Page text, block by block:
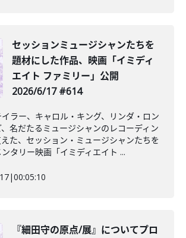
セッションミュージシャンたちを
題材にした作品、映画「イミディ
エイト ファミリー」公開
2026/6/17 #614
ラー、キャロル・キング、リンダ・ロン
名だたるミュージシャンのレコーディン
た、セッション・ミュージシャンたちを
タリー映画「イミディエイト ...
|00:05:10
️『細田守の原点/展』についてプロ